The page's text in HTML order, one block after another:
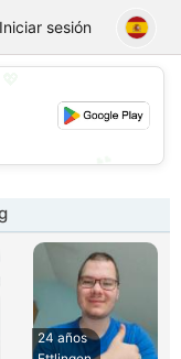
Iniciar sesión
24 años